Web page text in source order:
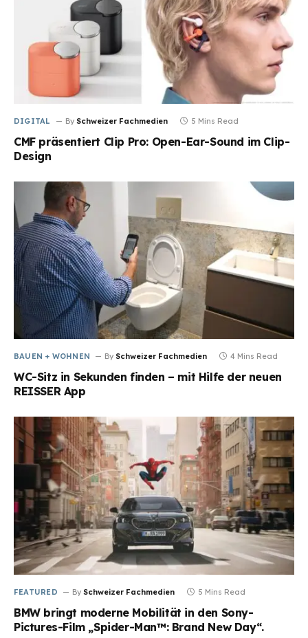
DIGITAL By Schweizer Fachmedien 5 Mins Read
CMF präsentiert Clip Pro: Open-Ear-Sound im Clip-
Design
BAUEN + WOHNEN By Schweizer Fachmedien 4 Mins Read
WC-Sitz in Sekunden finden – mit Hilfe der neuen
REISSER App
FEATURED By Schweizer Fachmedien 5 Mins Read
BMW bringt moderne Mobilität in den Sony-
Pictures-Film „Spider-Man™: Brand New Day“.